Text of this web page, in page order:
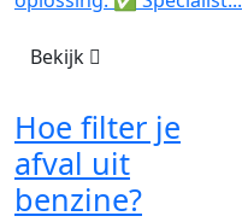
Bekijk
Hoe filter je
afval uit
benzine?